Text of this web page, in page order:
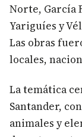
Norte, García
Yariguíes y
Las obras
locales,
La temática
Santander,
animales y